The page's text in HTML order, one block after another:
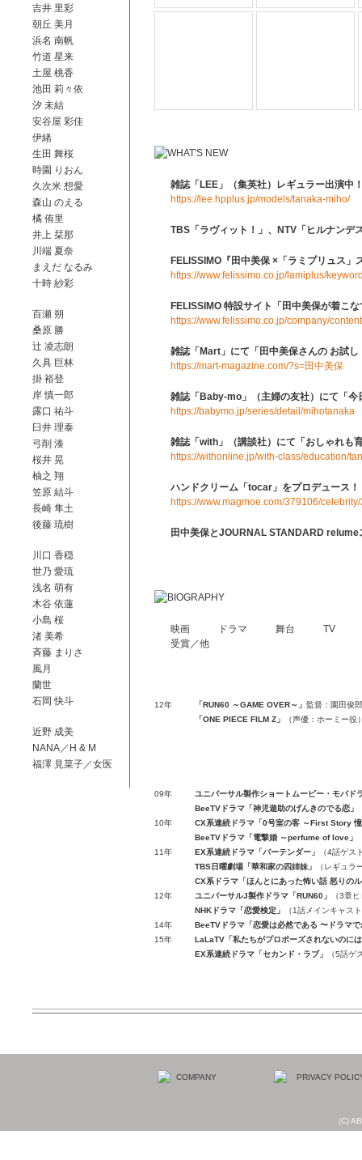
吉井 里彩
朝丘 美月
浜名 南帆
竹道 星来
土屋 桃香
池田 莉々依
汐 未結
安谷屋 彩佳
伊緒
生田 舞桜
時園 りおん
久次米 想愛
森山 のえる
橘 侑里
井上 栞那
川端 夏奈
まえだ なるみ
十時 紗彩
百瀬 朔
桑原 勝
辻 凌志朗
久具 巨林
掛 裕登
岸 慎一郎
露口 祐斗
臼井 理泰
弓削 湊
桜井 晃
柚之 翔
笠原 結斗
長崎 隼土
後藤 琉樹
川口 香穏
世乃 愛琉
浅名 萌有
木谷 依蓮
小島 桜
渚 美希
⻫藤 まりさ
風月
蘭世
石岡 快斗
近野 成美
NANA／H & M
福澤 見菜子／女医
雑誌「LEE」（集英社）レギュラー出演中
https://lee.hpplus.jp/models/tanaka-miho/
TBS「ラヴィット！」、NTV「ヒルナンデ
FELISSIMO『田中美保 ×「ラミプリュス」
https://www.felissimo.co.jp/lamiplus/
FELISSIMO 特設サイト「田中美保が着こ
https://www.felissimo.co.jp/company/
雑誌「Mart」にて「田中美保さんの お試し
https://mart-magazine.com/?s=田中美保
雑誌「Baby-mo」（主婦の友社）にて「
https://babymo.jp/series/detail/mihotanaka
雑誌「with」（講談社）にて「おしゃれも
https://withonline.jp/with-class/education/
ハンドクリーム「tocar」をプロデュース！
https://www.magmoe.com/379106/
田中美保とJOURNAL STANDARD
田中美保スタイルブック「MIHO
https://www.amazon.co.jp/dp/4074461501
楽天ブックス
https://books.rakuten.co.jp/rb/16509858/
映画 ドラマ 舞台
TV
受賞／他
12年 「RUN60 ～GAME OVER～」 監督：園田俊
「ONE PIECE FILM Z」
（声優：ホーミー役
09年
ユニバーサル製作ショートムービー・モバ
BeeTVドラマ「神児遊助のげんきのでる恋」
10年
CX系連続ドラマ「0号室の客 ～First Story
BeeTVドラマ「電撃婚 ～perfume of love」
11年
EX系連続ドラマ「バーテンダー」
（4話ゲス
TBS日曜劇場「華和家の四姉妹」
（レギュラ
CX系ドラマ「ほんとにあった怖い話 怒りの
12年
ユニバーサルJ製作ドラマ「RUN60」
（3章
NHKドラマ「恋愛検定」
（1話メインキャス
14年
BeeTVドラマ「恋愛は必然である 〜ドラマ
15年
LaLaTV「私たちがプロポーズされないのに
EX系連続ドラマ「セカンド・ラブ」
（5話ゲ
木曜日
TBS「恋するハニカミ」ゲスト（5月26日）
(C)